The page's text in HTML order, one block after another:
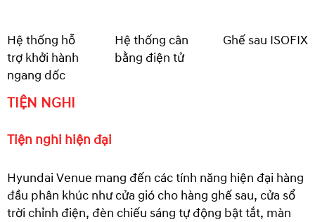
Hệ thống hỗ
trợ khởi hành
ngang dốc
Hệ thống cân
bằng điện tử
Ghế sau ISOFIX
TIỆN NGHI
Tiện nghi hiện đại
Hyundai Venue mang đến các tính năng hiện đại hàng
đầu phân khúc như cửa gió cho hàng ghế sau, cửa sổ
trời chỉnh điện, đèn chiếu sáng tự động bật tắt, màn